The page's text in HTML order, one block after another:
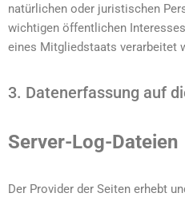
natürlichen oder juristischen
wichtigen öffentlichen
eines Mitgliedstaats verarbeitet
3. Datenerfassung auf
Server-Log-Dateien
Der Provider der Seiten erhebt